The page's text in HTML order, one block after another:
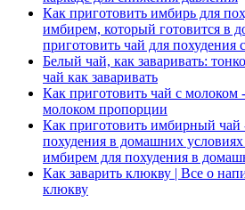
Как приготовить имбирь для
имбирем, который готовится в
приготовить чай для похудения
Белый чай, как заваривать:
чай как заваривать
Как приготовить чай с молоком
молоком пропорции
Как приготовить имбирный чай
похудения в домашних
имбирем для похудения в
Как заварить клюкву | Все о
клюкву